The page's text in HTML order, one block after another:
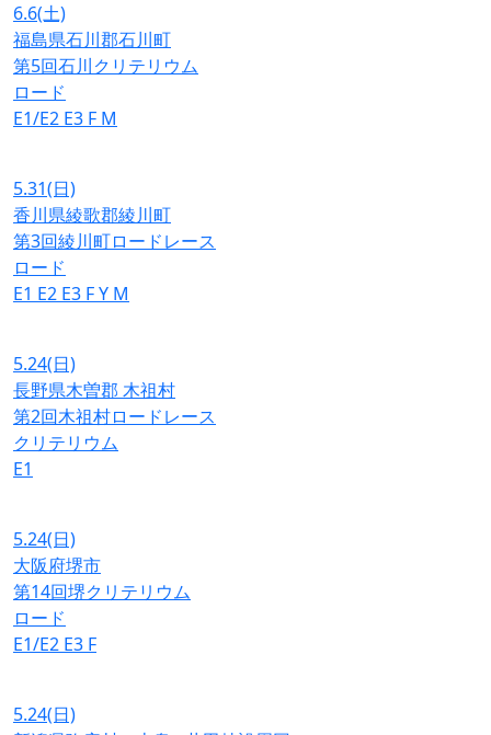
6.6(土)
福島県石川郡石川町
第5回石川クリテリウム
ロード
E1/E2 E3 F M
5.31(日)
香川県綾歌郡綾川町
第3回綾川町ロードレース
ロード
E1 E2 E3 FY M
5.24(日)
長野県木曽郡 木祖村
第2回木祖村ロードレース
クリテリウム
E1
5.24(日)
大阪府堺市
第14回堺クリテリウム
ロード
E1/E2 E3 F
5.24(日)